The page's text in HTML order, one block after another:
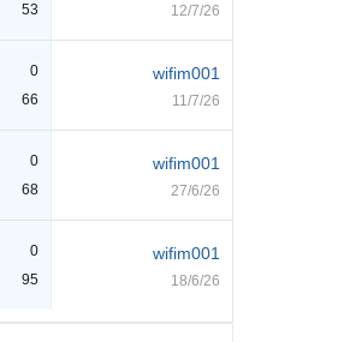
53 12/7/26
0
66
wifim001
11/7/26
0
68
wifim001
27/6/26
0
95
wifim001
18/6/26